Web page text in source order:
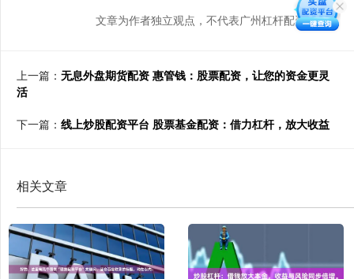
文章为作者独立观点，不代表广州杠杆配资网观点
上一篇： 无息外盘期货配资 惠管钱：股票配资，让您的资金更灵
活
下一篇： 线上炒股配资平台 股票基金配资：借力杠杆，放大收益
相关文章